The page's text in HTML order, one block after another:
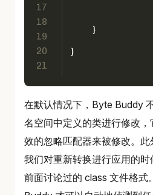
17
18
19
20
21
    }
}
在默认情况下，Byte Buddy
名空间中定义的类进行修改
效的忽略匹配器来被修改。
我们对重新转换进行应用的
前面讨论过的 class 文件格式